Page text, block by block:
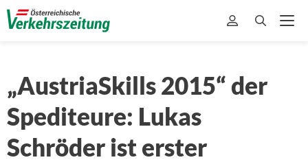
„AustriaSkills 2015“ der
Spediteure: Lukas
Schröder ist erster